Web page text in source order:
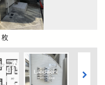
枚